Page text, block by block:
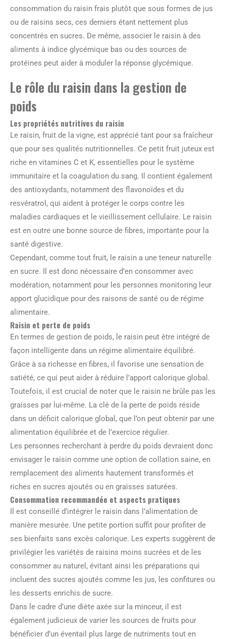
consommation du raisin frais plutôt que sous formes de jus
ou de raisins secs, ces derniers étant nettement plus
concentrés en sucres. De même, associer le raisin à des
aliments à indice glycémique bas ou des sources de
protéines peut aider à moduler la réponse glycémique.
Le rôle du raisin dans la gestion de
poids
Les propriétés nutritives du raisin
Le raisin, fruit de la vigne, est apprécié tant pour sa fraîcheur
que pour ses qualités nutritionnelles. Ce petit fruit juteux est
riche en vitamines C et K, essentielles pour le système
immunitaire et la coagulation du sang. Il contient également
des antioxydants, notamment des flavonoïdes et du
resvératrol, qui aident à protéger le corps contre les
maladies cardiaques et le vieillissement cellulaire. Le raisin
est en outre une bonne source de fibres, importante pour la
santé digestive.
Cependant, comme tout fruit, le raisin a une teneur naturelle
en sucre. Il est donc nécessaire d’en consommer avec
modération, notamment pour les personnes monitoring leur
apport glucidique pour des raisons de santé ou de régime
alimentaire.
Raisin et perte de poids
En termes de gestion de poids, le raisin peut être intégré de
façon intelligente dans un régime alimentaire équilibré.
Grâce à sa richesse en fibres, il favorise une sensation de
satiété, ce qui peut aider à réduire l’apport calorique global.
Toutefois, il est crucial de noter que le raisin ne brûle pas les
graisses par lui-même. La clé de la perte de poids réside
dans un déficit calorique global, que l’on peut obtenir par une
alimentation équilibrée et de l’exercice régulier.
Les personnes recherchant à perdre du poids devraient donc
envisager le raisin comme une option de collation saine, en
remplacement des aliments hautement transformés et
riches en sucres ajoutés ou en graisses saturées.
Consommation recommandée et aspects pratiques
Il est conseillé d’intégrer le raisin dans l’alimentation de
manière mesurée. Une petite portion suffit pour profiter de
ses bienfaits sans excès calorique. Les experts suggèrent de
privilégier les variétés de raisins moins sucrées et de les
consommer au naturel, évitant ainsi les préparations qui
incluent des sucres ajoutés comme les jus, les confitures ou
les desserts enrichis de sucre.
Dans le cadre d’une diète axée sur la minceur, il est
également judicieux de varier les sources de fruits pour
bénéficier d’un éventail plus large de nutriments tout en